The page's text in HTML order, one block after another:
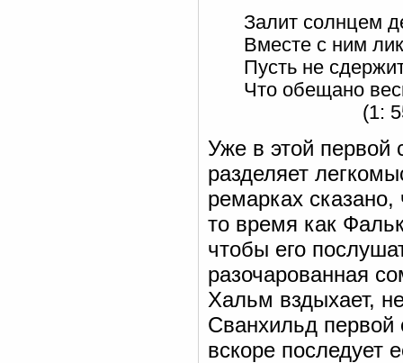
Залит солнцем
Вместе с ним
Пусть не
Что обещано
(1:
Уже в этой первой
разделяет
ремарках
то время как
чтобы его
разочарованная
Хальм вздыхает,
Сванхильд первой
вскоре последует